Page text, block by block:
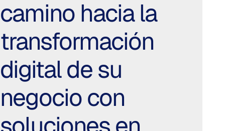
inteligentes​
implementadas por expertos que
impulsan resultados reales en su
negocio.
Solicite Contacte un
camino hacia la
transformación
digital de su
negocio con